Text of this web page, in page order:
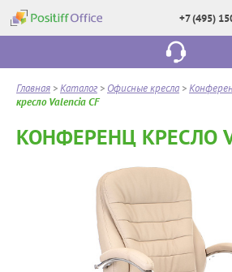
+7 (495)
Главная >Каталог > Офисные кресла >
кресло Valencia CF
КОНФЕРЕНЦ КРЕСЛО